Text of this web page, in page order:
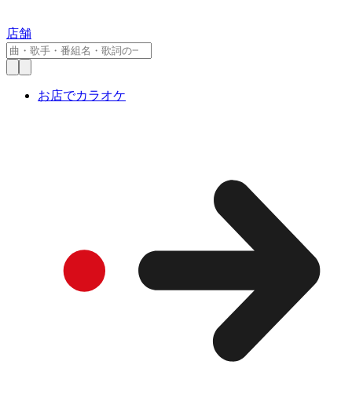
店舗
お店でカラオケ